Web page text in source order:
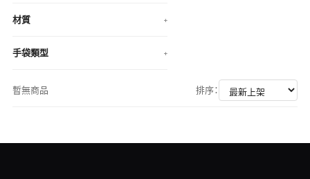
材質 +
手袋類型 +
暫無商品 排序：